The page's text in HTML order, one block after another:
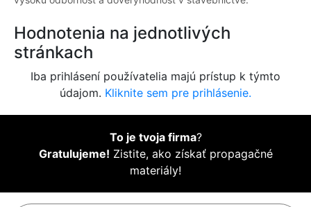
Hodnotenia na jednotlivých
stránkach
Iba prihlásení používatelia majú prístup k týmto
údajom. Kliknite sem pre prihlásenie.
To je tvoja firma?
Gratulujeme! Zistite, ako získať propagačné
materiály!